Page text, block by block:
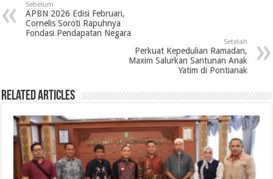
Sebelum
APBN 2026 Edisi Februari,
Cornelis Soroti Rapuhnya
Fondasi Pendapatan Negara
Setelah
Perkuat Kepedulian Ramadan,
Maxim Salurkan Santunan Anak
Yatim di Pontianak
Related Articles